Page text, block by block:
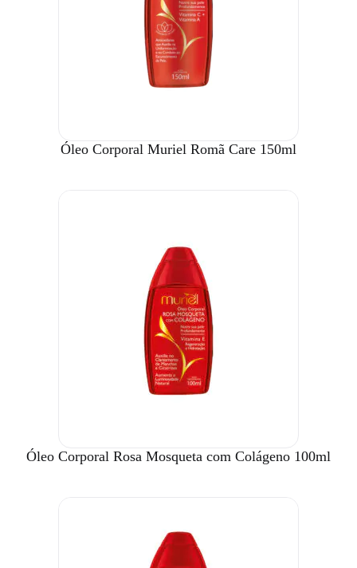
Óleo Corporal Muriel Romã Care 150ml
Óleo Corporal Rosa Mosqueta com Colágeno 100ml